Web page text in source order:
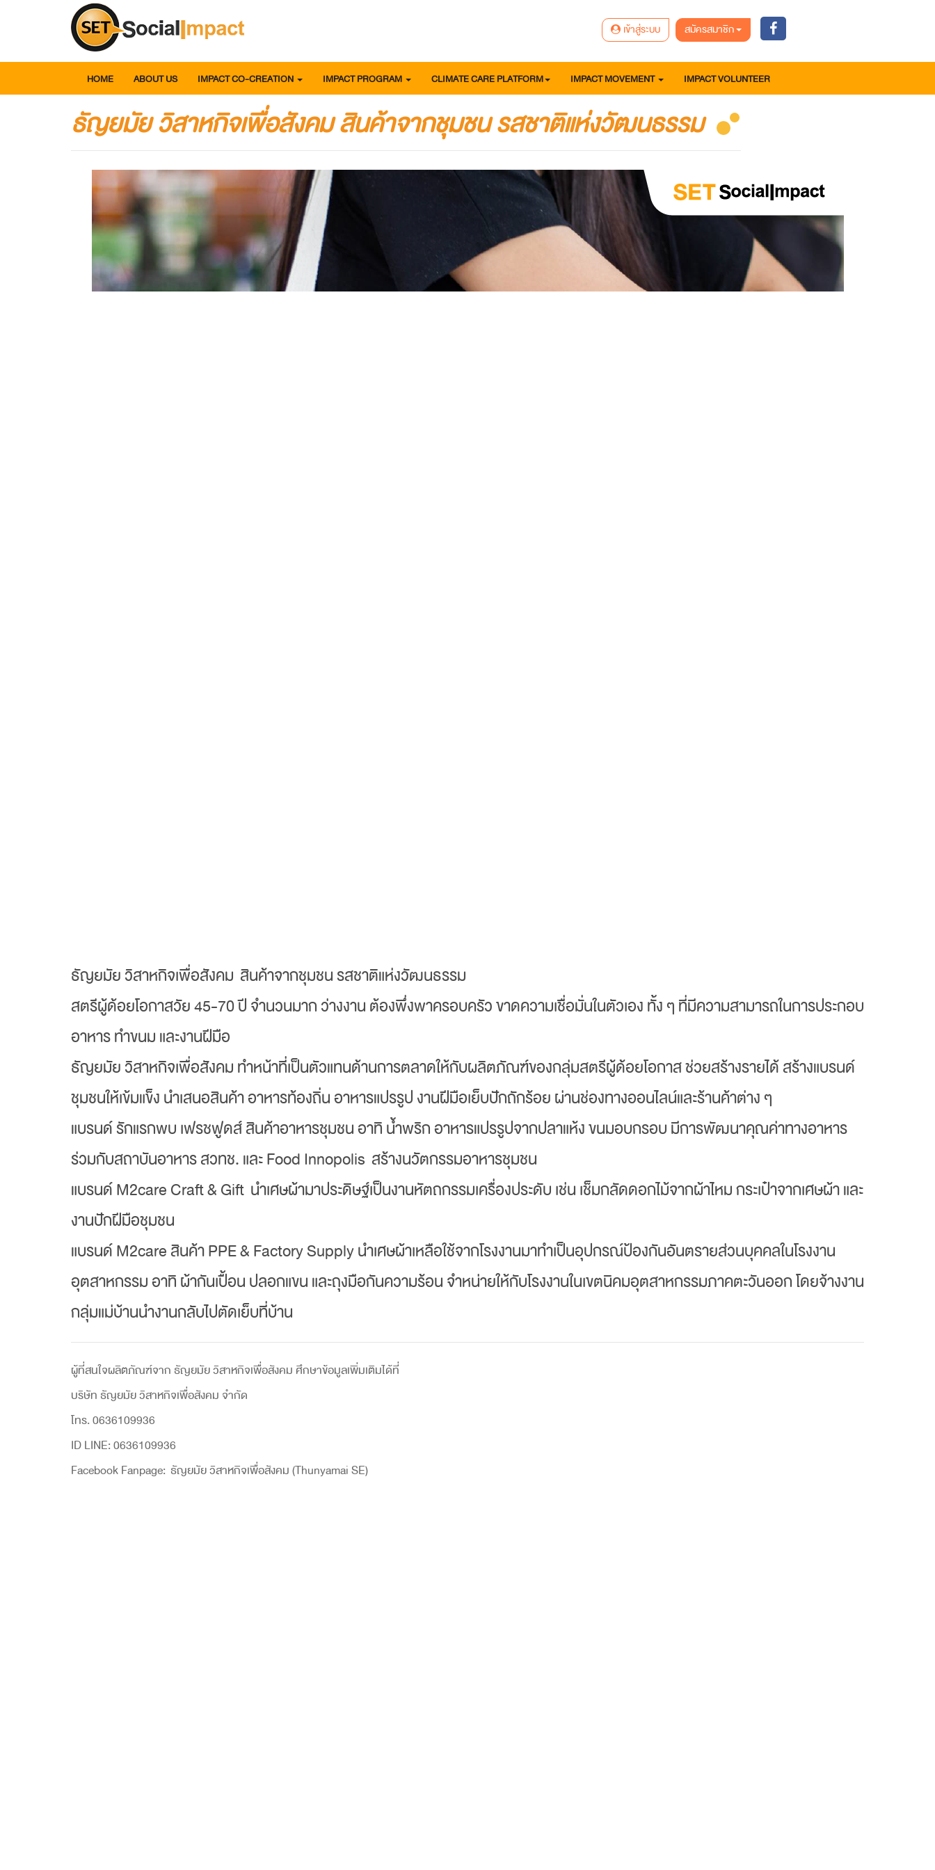
เข้าสู่ระบบ สมัครสมาชิก
HOME ABOUT US IMPACT CO-CREATION IMPACT PROGRAM CLIMATE CARE PLATFORM IMPACT MOVEMENT IMPACT VOLUNTEER
ธัญยมัย วิสาหกิจเพื่อสังคม สินค้าจากชุมชน รสชาติแห่งวัฒนธรรม
ธัญยมัย วิสาหกิจเพื่อสังคม สินค้าจากชุมชน รสชาติแห่งวัฒนธรรม
สตรีผู้ด้อยโอกาสวัย 45-70 ปี จำนวนมาก ว่างงาน ต้องพึ่งพาครอบครัว ขาดความเชื่อมั่นในตัวเอง ทั้ง ๆ ที่มีความสามารถในการประกอบ
อาหาร ทำขนม และงานฝีมือ
ธัญยมัย วิสาหกิจเพื่อสังคม ทำหน้าที่เป็นตัวแทนด้านการตลาดให้กับผลิตภัณฑ์ของกลุ่มสตรีผู้ด้อยโอกาส ช่วยสร้างรายได้ สร้างแบรนด์
ชุมชนให้เข้มแข็ง นำเสนอสินค้า อาหารท้องถิ่น อาหารแปรรูป งานฝีมือเย็บปักถักร้อย ผ่านช่องทางออนไลน์และร้านค้าต่าง ๆ
แบรนด์ รักแรกพบ เฟรชฟูดส์ สินค้าอาหารชุมชน อาทิ น้ำพริก อาหารแปรรูปจากปลาแห้ง ขนมอบกรอบ มีการพัฒนาคุณค่าทางอาหาร
ร่วมกับสถาบันอาหาร สวทช. และ Food Innopolis สร้างนวัตกรรมอาหารชุมชน
แบรนด์ M2care Craft & Gift นำเศษผ้ามาประดิษฐ์เป็นงานหัตถกรรมเครื่องประดับ เช่น เช็มกลัดดอกไม้จากผ้าไหม กระเป๋าจากเศษผ้า และ
งานปักฝีมือชุมชน
แบรนด์ M2care สินค้า PPE & Factory Supply นำเศษผ้าเหลือใช้จากโรงงานมาทำเป็นอุปกรณ์ป้องกันอันตรายส่วนบุคคลในโรงงาน
อุตสาหกรรม อาทิ ผ้ากันเปื้อน ปลอกแขน และถุงมือกันความร้อน จำหน่ายให้กับโรงงานในเขตนิคมอุตสาหกรรมภาคตะวันออก โดยจ้างงาน
กลุ่มแม่บ้านนำงานกลับไปตัดเย็บที่บ้าน
ผู้ที่สนใจผลิตภัณฑ์จาก ธัญยมัย วิสาหกิจเพื่อสังคม ศึกษาข้อมูลเพิ่มเติมได้ที่
บริษัท ธัญยมัย วิสาหกิจเพื่อสังคม จำกัด
โทร. 0636109936
ID LINE: 0636109936
Facebook Fanpage: ธัญยมัย วิสาหกิจเพื่อสังคม (Thunyamai SE)